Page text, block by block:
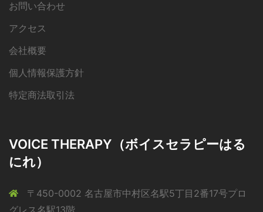
お問い合わせ
アクセス
会社概要
個人情報保護方針
特定商法取引法
VOICE THERAPY（ボイスセラピーはる
にれ）
〒450-0002 名古屋市中村区名駅5丁目2番17号プロ
グレス名駅13階